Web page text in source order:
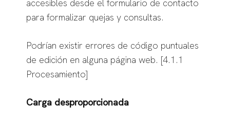
accesibles desde el formulario de contacto
para formalizar quejas y consultas.
Podrían existir errores de código puntuales
de edición en alguna página web. [4.1.1
Procesamiento]
Carga desproporcionada